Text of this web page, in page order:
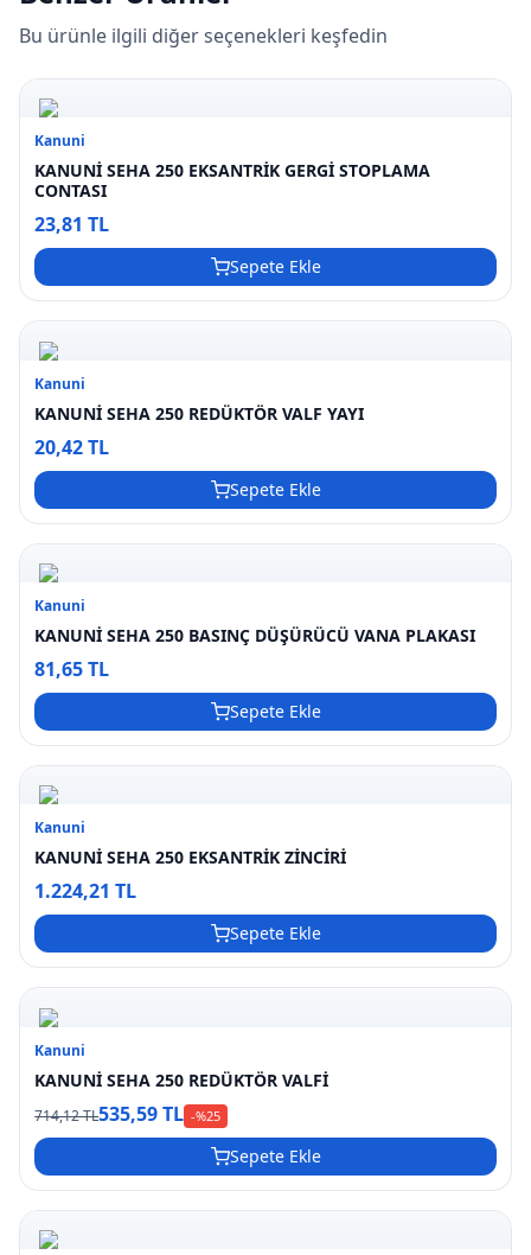
Bu ürünle ilgili diğer seçenekleri keşfedin
Kanuni
KANUNİ SEHA 250 EKSANTRİK GERGİ STOPLAMA
CONTASI
23,81 TL
Sepete Ekle
Kanuni
KANUNİ SEHA 250 REDÜKTÖR VALF YAYI
20,42 TL
Sepete Ekle
Kanuni
KANUNİ SEHA 250 BASINÇ DÜŞÜRÜCÜ VANA PLAKASI
81,65 TL
Sepete Ekle
Kanuni
KANUNİ SEHA 250 EKSANTRİK ZİNCİRİ
1.224,21 TL
Sepete Ekle
Kanuni
KANUNİ SEHA 250 REDÜKTÖR VALFİ
714,12 TL535,59 TL -%25
Sepete Ekle